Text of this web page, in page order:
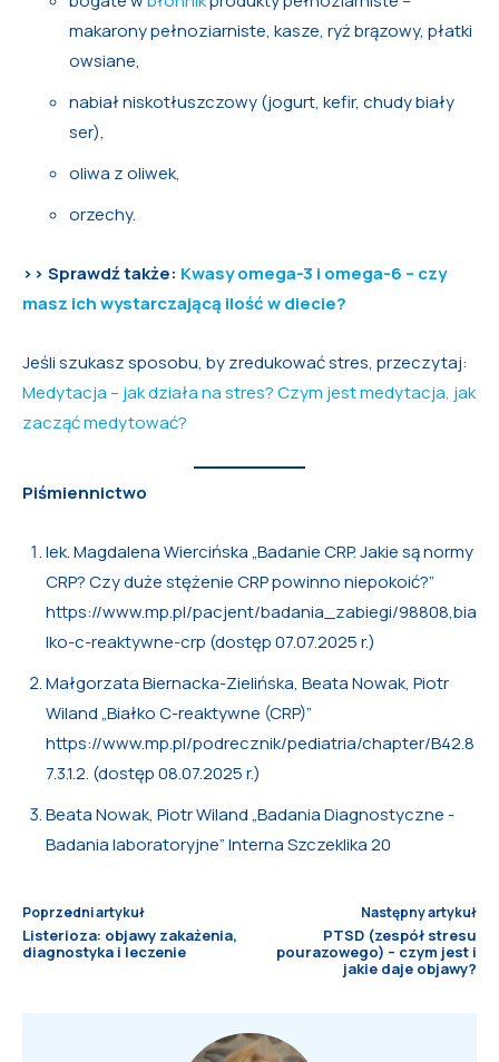
makarony pełnoziarniste, kasze, ryż brązowy, płatki
owsiane,
nabiał niskotłuszczowy (jogurt, kefir, chudy biały
ser),
oliwa z oliwek,
orzechy.
>> Sprawdź także: Kwasy omega-3 i omega-6 – czy
masz ich wystarczającą ilość w diecie?
Jeśli szukasz sposobu, by zredukować stres, przeczytaj:
Medytacja – jak działa na stres? Czym jest medytacja, jak
zacząć medytować?
Piśmiennictwo
lek. Magdalena Wiercińska „Badanie CRP. Jakie są normy
CRP? Czy duże stężenie CRP powinno niepokoić?”
https://www.mp.pl/pacjent/badania_zabiegi/98808,bia
lko-c-reaktywne-crp (dostęp 07.07.2025 r.)
Małgorzata Biernacka-Zielińska, Beata Nowak, Piotr
Wiland „Białko C-reaktywne (CRP)”
https://www.mp.pl/podrecznik/pediatria/chapter/B42.8
7.3.1.2. (dostęp 08.07.2025 r.)
Beata Nowak, Piotr Wiland „Badania Diagnostyczne -
Badania laboratoryjne” Interna Szczeklika 20
Poprzedni artykuł
Listerioza: objawy zakażenia,
diagnostyka i leczenie
Następny artykuł
PTSD (zespół stresu
pourazowego) – czym jest i
jakie daje objawy?